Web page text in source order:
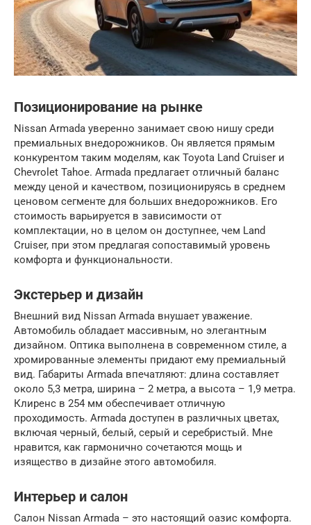
Позиционирование на рынке
Nissan Armada уверенно занимает свою нишу среди
премиальных внедорожников. Он является прямым
конкурентом таким моделям, как Toyota Land Cruiser и
Chevrolet Tahoe. Armada предлагает отличный баланс
между ценой и качеством, позиционируясь в среднем
ценовом сегменте для больших внедорожников. Его
стоимость варьируется в зависимости от
комплектации, но в целом он доступнее, чем Land
Cruiser, при этом предлагая сопоставимый уровень
комфорта и функциональности.
Экстерьер и дизайн
Внешний вид Nissan Armada внушает уважение.
Автомобиль обладает массивным, но элегантным
дизайном. Оптика выполнена в современном стиле, а
хромированные элементы придают ему премиальный
вид. Габариты Armada впечатляют: длина составляет
около 5,3 метра, ширина – 2 метра, а высота – 1,9 метра.
Клиренс в 254 мм обеспечивает отличную
проходимость. Armada доступен в различных цветах,
включая черный, белый, серый и серебристый. Мне
нравится, как гармонично сочетаются мощь и
изящество в дизайне этого автомобиля.
Интерьер и салон
Салон Nissan Armada – это настоящий оазис комфорта.